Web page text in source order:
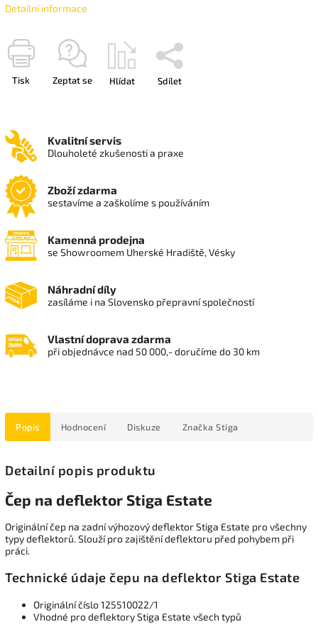
Detailní informace
Tisk Zeptat se Hlídat Sdílet
Kvalitní servis
Dlouholeté zkušenosti a praxe
Zboží zdarma
sestavíme a zaškolíme s používáním
Kamenná prodejna
se Showroomem Uherské Hradiště, Vésky
Náhradní díly
zasíláme i na Slovensko přepravní společností
Vlastní doprava zdarma
při objednávce nad 50 000,- doručíme do 30 km
Popis Hodnocení Diskuze Značka Stiga
Detailní popis produktu
Čep na deflektor Stiga Estate
Originální čep na zadní výhozový deflektor Stiga Estate pro všechny
typy deflektorů. Slouží pro zajištění deflektoru před pohybem při
práci.
Technické údaje čepu na deflektor Stiga Estate
Originální číslo 125510022/1
Vhodné pro deflektory Stiga Estate všech typů